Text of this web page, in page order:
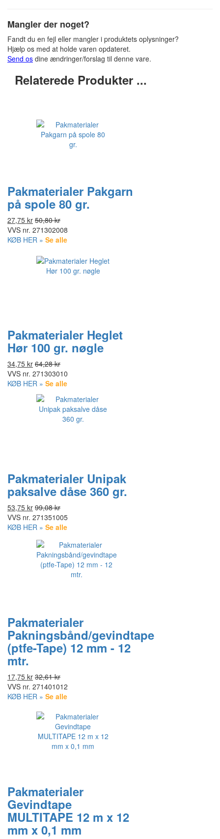
Mangler der noget?
Fandt du en fejl eller mangler i produktets oplysninger?
Hjælp os med at holde varen opdateret.
Send os dine ændringer/forslag til denne vare.
Relaterede Produkter ...
Pakmaterialer Pakgarn
på spole 80 gr.
27,75 kr 50,80 kr
VVS nr. 271302008
KØB HER » Se alle
Pakmaterialer Heglet
Hør 100 gr. nøgle
34,75 kr 64,28 kr
VVS nr. 271303010
KØB HER » Se alle
Pakmaterialer Unipak
paksalve dåse 360 gr.
53,75 kr 99,08 kr
VVS nr. 271351005
KØB HER » Se alle
Pakmaterialer
Pakningsbånd/gevindtape
(ptfe-Tape) 12 mm - 12
mtr.
17,75 kr 32,61 kr
VVS nr. 271401012
KØB HER » Se alle
Pakmaterialer
Gevindtape
MULTITAPE 12 m x 12
mm x 0,1 mm